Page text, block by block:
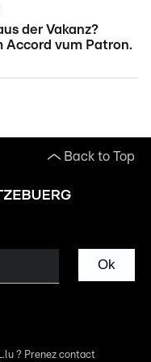
der Vakanz?
Accord vum Patron.
Back to Top
Ok
? Prenez contact